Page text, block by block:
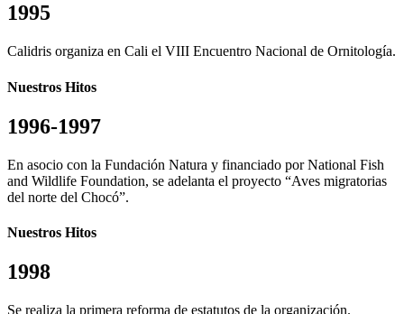
1995
Calidris organiza en Cali el VIII Encuentro Nacional de Ornitología.
Nuestros Hitos
1996-1997
En asocio con la Fundación Natura y financiado por National Fish
and Wildlife Foundation, se adelanta el proyecto “Aves migratorias
del norte del Chocó”.
Nuestros Hitos
1998
Se realiza la primera reforma de estatutos de la organización.